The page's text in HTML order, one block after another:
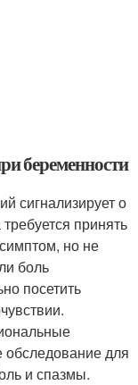
беременности
сигнализирует о
принять
но не
боль
посетить
обследование для
и спазмы.